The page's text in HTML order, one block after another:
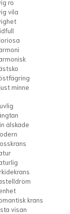
ro
vila
minne
älskade
krans
visan